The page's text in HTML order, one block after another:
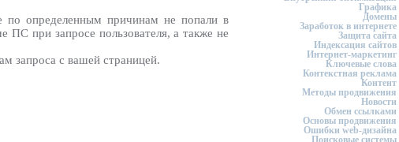
по определенным причинам не попали в
ПС при запросе пользователя, а также не
запроса с вашей страницей.
Графика
Домены
Заработок в интернете
Защита сайта
Индексация сайтов
Интернет-маркетинг
Ключевые слова
Контекстная реклама
Контент
Методы продвижения
Новости
Обмен ссылками
Основы продвижения
Ошибки web-дизайна
Поисковые системы